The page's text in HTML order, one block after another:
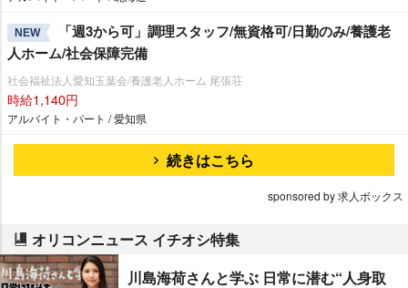
NEW
「週3から可」調理スタッフ/無資格可/日勤のみ/養護老
人ホーム/社会保障完備
社会福祉法人愛知玉葉会/養護老人ホーム 尾張荘
時給1,140円
アルバイト・パート / 愛知県
続きはこちら
sponsored by 求人ボックス
オリコンニュース イチオシ特集
川島海荷さんと学ぶ 日常に潜む“人身取